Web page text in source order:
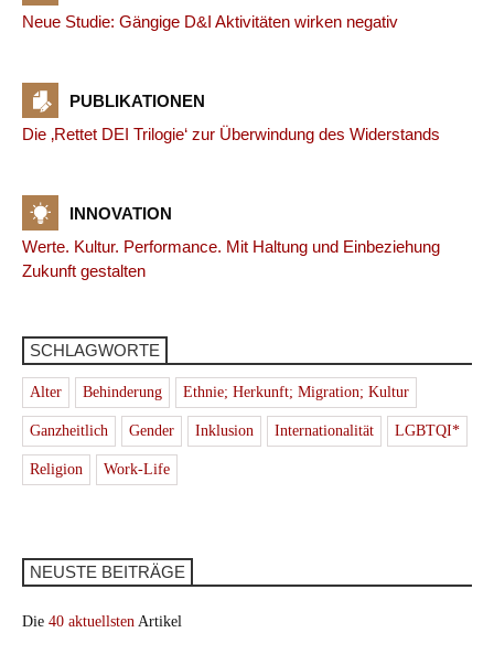
Neue Studie: Gängige D&I Aktivitäten wirken negativ
PUBLIKATIONEN
Die ‚Rettet DEI Trilogie‘ zur Überwindung des Widerstands
INNOVATION
Werte. Kultur. Performance. Mit Haltung und Einbeziehung
Zukunft gestalten
SCHLAGWORTE
Alter Behinderung Ethnie; Herkunft; Migration; Kultur
Ganzheitlich Gender Inklusion Internationalität LGBTQI*
Religion Work-Life
NEUSTE BEITRÄGE
Die 40 aktuellsten Artikel